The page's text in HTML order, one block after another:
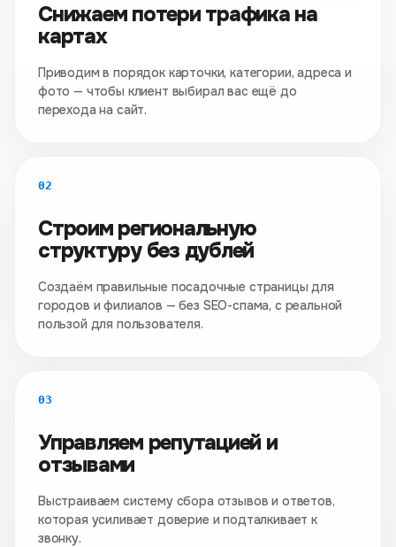
Снижаем потери трафика на
картах
Приводим в порядок карточки, категории, адреса и
фото — чтобы клиент выбирал вас ещё до
перехода на сайт.
02
Строим региональную
структуру без дублей
Создаём правильные посадочные страницы для
городов и филиалов — без SEO-спама, с реальной
пользой для пользователя.
03
Управляем репутацией и
отзывами
Выстраиваем систему сбора отзывов и ответов,
которая усиливает доверие и подталкивает к
звонку.